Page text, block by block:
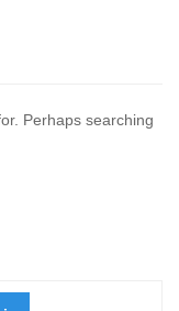
Perhaps searching